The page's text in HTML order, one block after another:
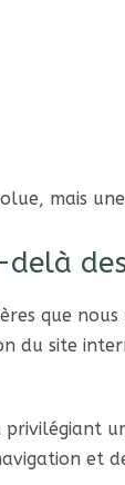
mais
delà
que
site
et